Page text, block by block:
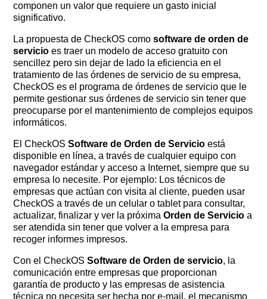
componen un valor que requiere un gasto inicial
significativo.
La propuesta de CheckOS comosoftware de orden de
servicio es traer un modelo de acceso gratuito con
sencillez pero sin dejar de lado la eficiencia en el
tratamiento de las órdenes de servicio de su empresa,
CheckOS es el programa de órdenes de servicio que le
permite gestionar sus órdenes de servicio sin tener que
preocuparse por el mantenimiento de complejos equipos
informáticos.
El CheckOSSoftware de Orden de Servicio está
disponible en línea, a través de cualquier equipo con
navegador estándar y acceso a Internet, siempre que su
empresa lo necesite. Por ejemplo: Los técnicos de
empresas que actúan con visita al cliente, pueden usar
CheckOS a través de un celular o tablet para consultar,
actualizar, finalizar y ver la próximaOrden de Servicio a
ser atendida sin tener que volver a la empresa para
recoger informes impresos.
Con el CheckOSSoftware de Orden de servicio, la
comunicación entre empresas que proporcionan
garantía de producto y las empresas de asistencia
técnica no necesita ser hecha por e-mail, el mecanismo